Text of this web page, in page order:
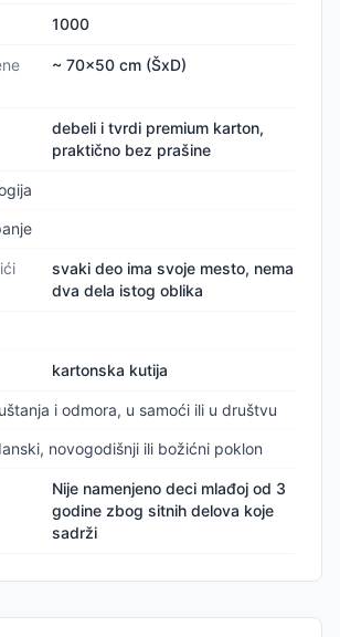
1000
~ 70x50 cm (ŠxD)
debeli i tvrdi premium karton,
praktično bez prašine
svaki deo ima svoje mesto, nema
dva dela istog oblika
kartonska kutija
i odmora, u samoći ili u društvu
novogodišnji ili božićni poklon
Nije namenjeno deci mlađoj od 3
godine zbog sitnih delova koje
sadrži